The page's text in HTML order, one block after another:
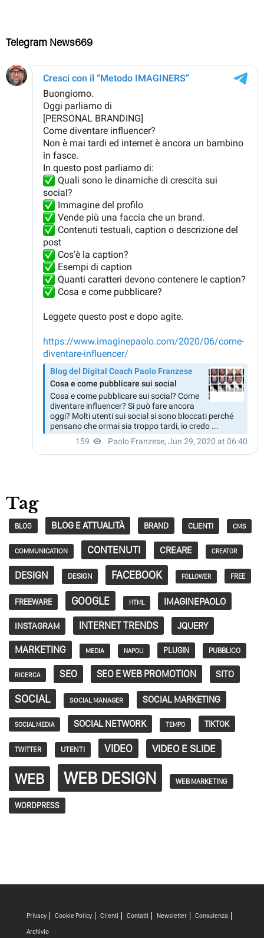
Telegram News669
Tag
BLOG BLOG E ATTUALITÀ BRAND CLIENTI CMS
COMMUNICATION CONTENUTI CREARE CREATOR
DESIGN DESIGN FACEBOOK FOLLOWER FREE
FREEWARE GOOGLE HTML IMAGINEPAOLO
INSTAGRAM INTERNET TRENDS JQUERY
MARKETING MEDIA NAPOLI PLUGIN PUBBLICO
RICERCA SEO SEO E WEB PROMOTION SITO
SOCIAL SOCIAL MANAGER SOCIAL MARKETING
SOCIAL MEDIA SOCIAL NETWORK TEMPO TIKTOK
TWITTER UTENTI VIDEO VIDEO E SLIDE
WEB WEB DESIGN WEB MARKETING
WORDPRESS
Privacy Cookie Policy Clienti Contatti Newsletter Consulenza
Archivio